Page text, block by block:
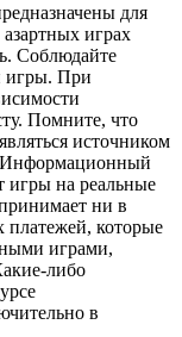
для
играх
Соблюдайте
игры. При
Помните, что
источником
Информационный
игры на реальные
ни в
платежей, которые
играми,
либо
в